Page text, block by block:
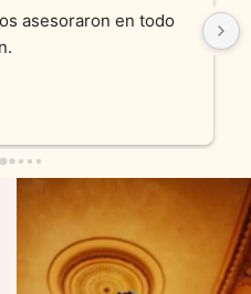
asesoraron en todo